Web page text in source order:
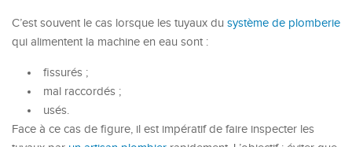
C’est souvent le cas lorsque les tuyaux du système de plomberie
qui alimentent la machine en eau sont :
fissurés ;
mal raccordés ;
usés.
Face à ce cas de figure, il est impératif de faire inspecter les